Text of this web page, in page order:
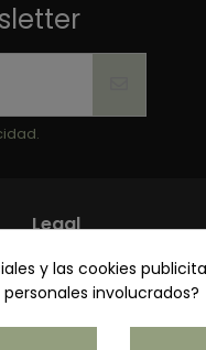
Legal
Política de
Términos y
Política de cookies
y las cookies
involucrados?